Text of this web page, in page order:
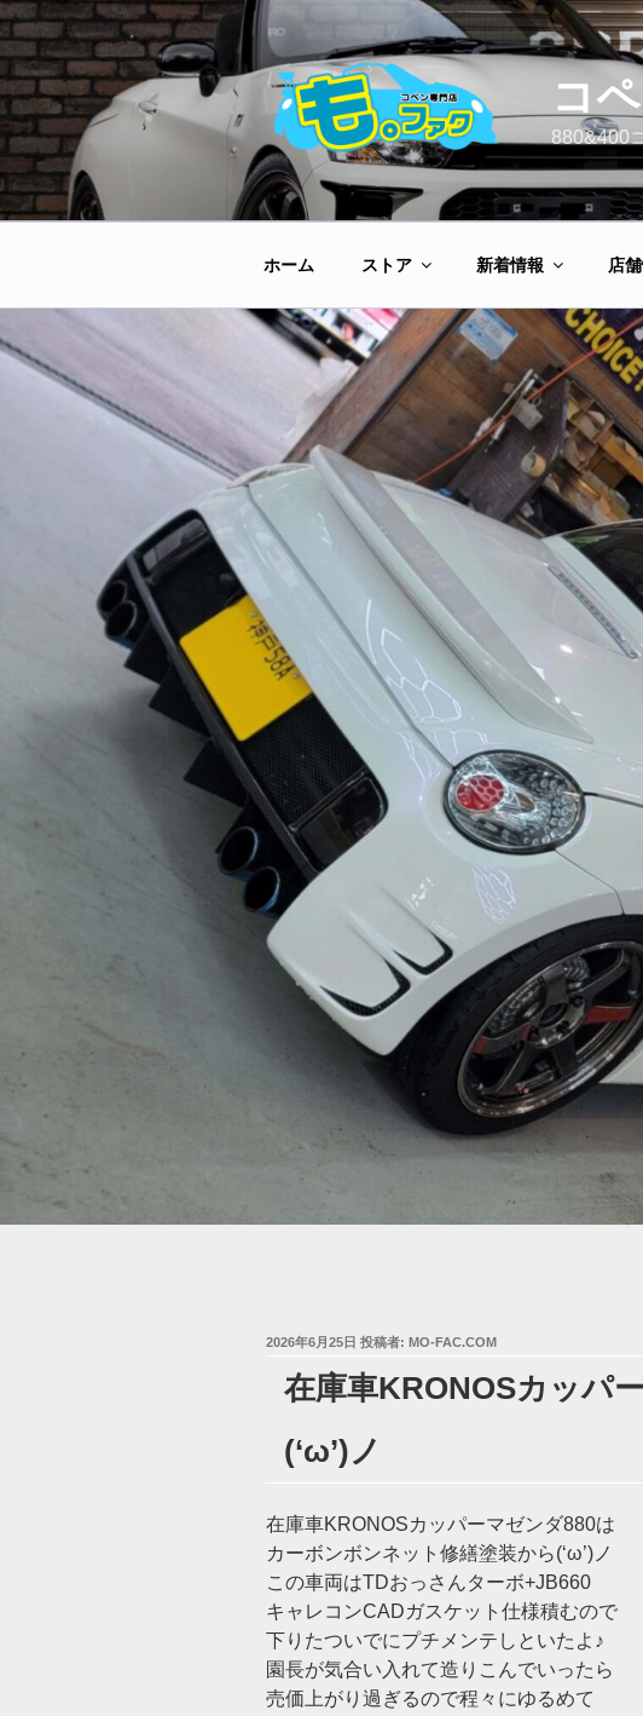
コ
ン
テ
ン
ツ
へ
ス
キ
コ
880&400
ホーム ストア 新着情報 店
投
2026年6月25日 投稿者: MO-FAC.COM
在庫車KRONOSカッパ
(‘ω’)ノ
在庫車KRONOSカッパーマゼンダ880は
カーボンボンネット修繕塗装から(‘ω’)ノ
この車両はTDおっさんターボ+JB660
キャレコンCADガスケット仕様積むので
下りたついでにプチメンテしといたよ♪
園長が気合い入れて造りこんでいったら
売価上がり過ぎるので程々にゆるめて